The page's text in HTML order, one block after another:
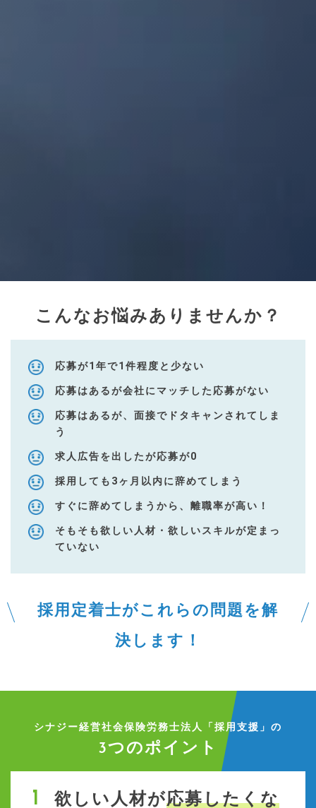
こんなお悩みありませんか？
応募が1年で1件程度と少ない
応募はあるが会社にマッチした応募がない
応募はあるが、面接でドタキャンされてしま
う
求人広告を出したが応募が0
採用しても3ヶ月以内に辞めてしまう
すぐに辞めてしまうから、離職率が高い！
そもそも欲しい人材・欲しいスキルが定まっ
ていない
採用定着士がこれらの問題を解
決します！
シナジー経営社会保険労務士法人「採用支援」の
3つのポイント
欲しい人材が応募したくな